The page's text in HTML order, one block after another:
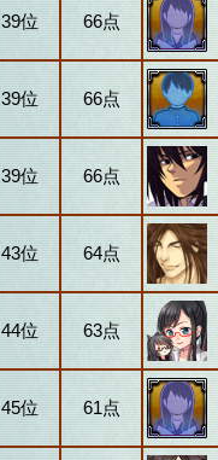
39位 66点
39位 66点
39位 66点
43位 64点
44位 63点
45位 61点